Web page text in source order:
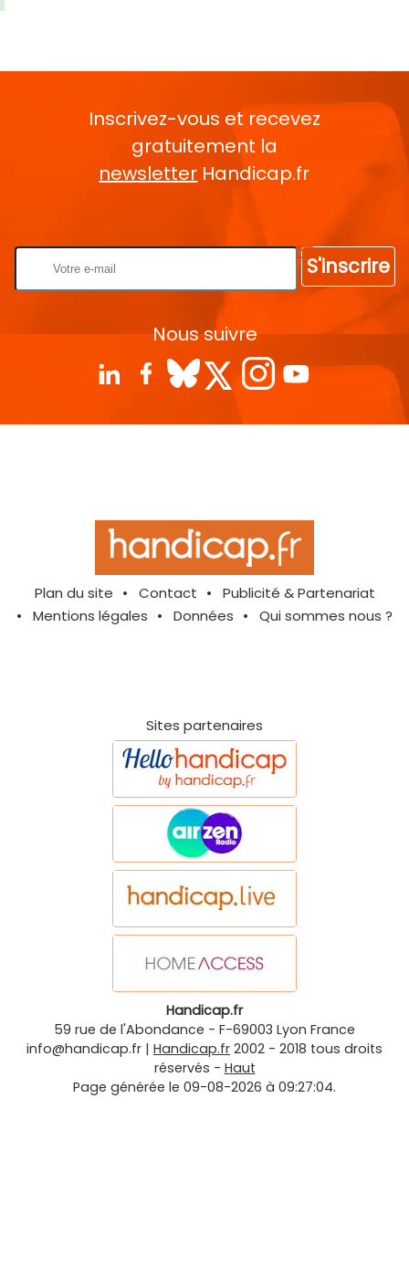
Inscrivez-vous et recevez
gratuitement la
newsletter Handicap.fr
S'inscrire
Nous suivre
Plan du site Contact
Publicité & Partenariat
Mentions légales
Données Qui sommes nous ?
Sites partenaires
Handicap.fr
59 rue de l'Abondance - F-69003 Lyon France
info@handicap.fr | Handicap.fr 2002 - 2018 tous droits
réservés - Haut
Page générée le 09-08-2026 à 09:27:04.